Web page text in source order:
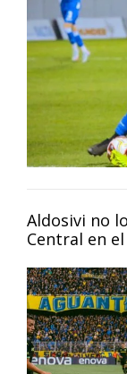
Aldosivi no
Central en